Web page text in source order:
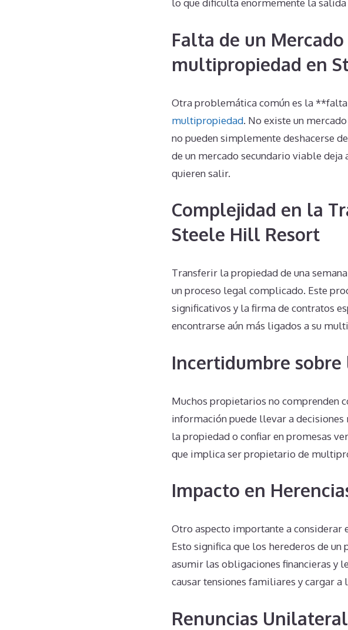
lo que dificulta enormemente la
Falta de un
multipropiedad en
Otra problemática común es la
multipropiedad. No existe un
no pueden simplemente deshacerse
de un mercado secundario viable
quieren salir.
Complejidad en la
Steele Hill Resort
Transferir la propiedad de una
un proceso legal complicado. Este
significativos y la firma de contratos
encontrarse aún más ligados a su
Incertidumbre
Muchos propietarios no comprenden
información puede llevar a
la propiedad o confiar en promesas
que implica ser propietario de
Impacto en
Otro aspecto importante a considerar
Esto significa que los herederos de
asumir las obligaciones financieras y
causar tensiones familiares y cargar a
Renuncias